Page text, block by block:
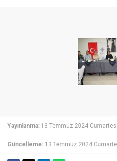
Yayınlanma: 13 Temmuz 2024
Güncelleme: 13 Temmuz 2024